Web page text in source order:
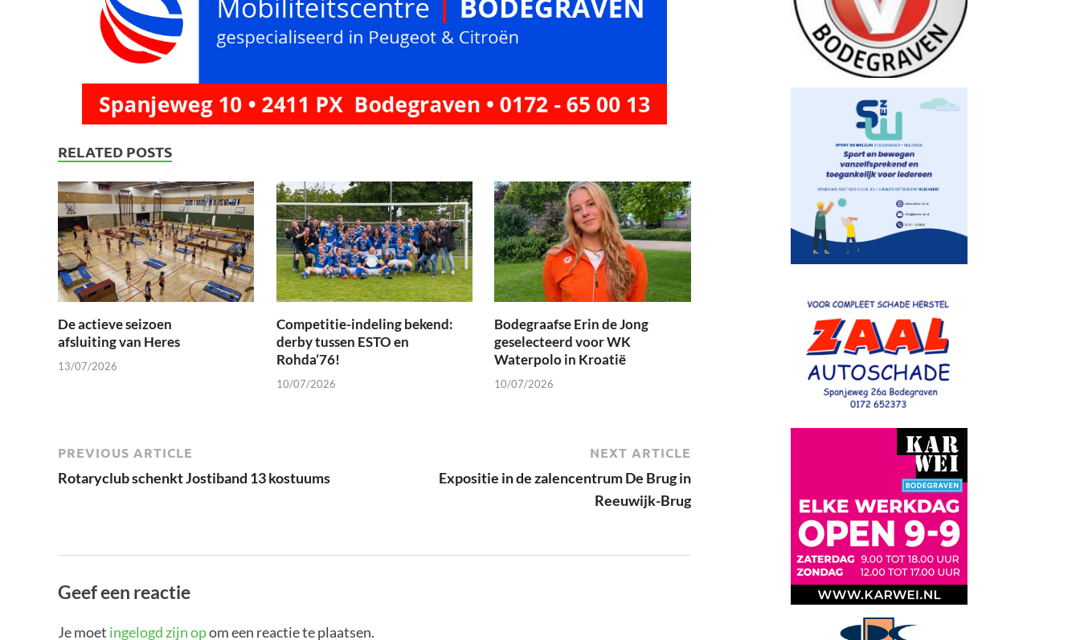
RELATED POSTS
De actieve seizoen
afsluiting van Heres
13/07/2026
Competitie-indeling bekend:
derby tussen ESTO en
Rohda’76!
10/07/2026
Bodegraafse Erin de Jong
geselecteerd voor WK
Waterpolo in Kroatië
10/07/2026
PREVIOUS ARTICLE
Rotaryclub schenkt Jostiband 13 kostuums
NEXT ARTICLE
Expositie in de zalencentrum De Brug in
Reeuwijk-Brug
Geef een reactie
Je moet ingelogd zijn opom een reactie te plaatsen.